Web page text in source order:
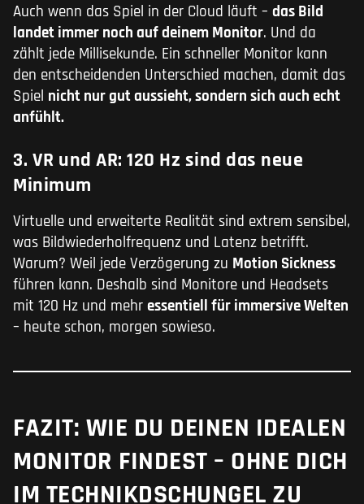
Auch wenn das Spiel in der Cloud läuft – das Bild
landet immer noch auf deinem Monitor. Und da
zählt jede Millisekunde. Ein schneller Monitor kann
den entscheidenden Unterschied machen, damit das
Spiel nicht nur gut aussieht, sondern sich auch echt
anfühlt.
3. VR und AR: 120 Hz sind das neue
Minimum
Virtuelle und erweiterte Realität sind extrem sensibel,
was Bildwiederholfrequenz und Latenz betrifft.
Warum? Weil jede Verzögerung zu Motion Sickness
führen kann. Deshalb sind Monitore und Headsets
mit 120 Hz und mehr essentiell für immersive Welten
– heute schon, morgen sowieso.
FAZIT: WIE DU DEINEN IDEALEN
MONITOR FINDEST – OHNE DICH
IM TECHNIKDSCHUNGEL ZU